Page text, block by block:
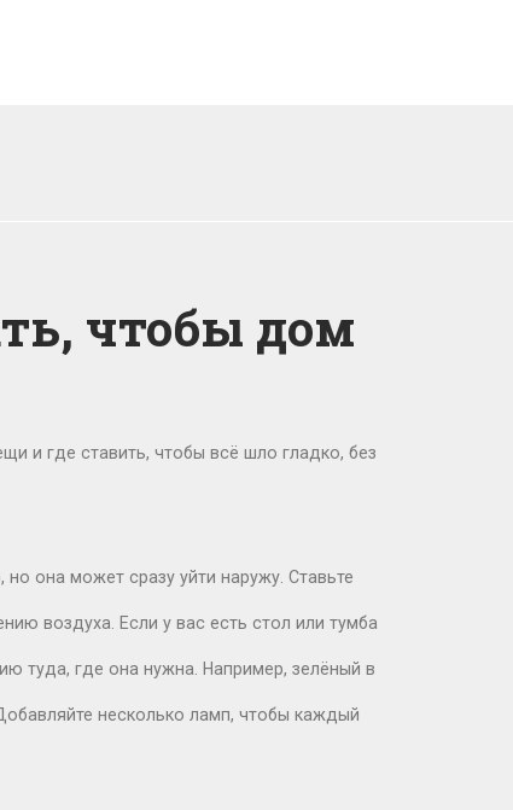
чтобы дом
и где ставить, чтобы всё шло гладко, без
она может сразу уйти наружу. Ставьте
воздуха. Если у вас есть стол или тумба
туда, где она нужна. Например, зелёный в
несколько ламп, чтобы каждый